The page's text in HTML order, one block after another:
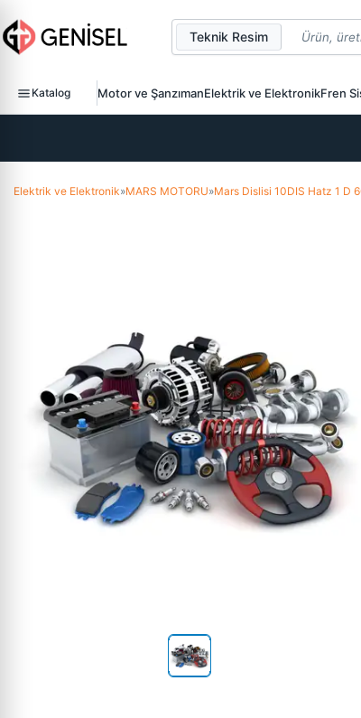
Teknik Resim
Katalog Motor ve ŞanzımanElektrik ve ElektronikFren
Elektrik ve Elektronik»MARS MOTORU»Mars Dislisi 10DIS Hatz 1 D